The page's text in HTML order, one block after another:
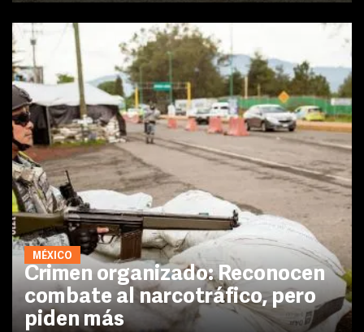
MÉXICO
Crimen organizado: Reconocen
combate al narcotráfico, pero
piden más